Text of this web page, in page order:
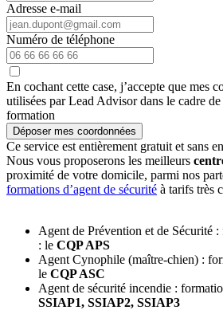
Adresse e-mail
Numéro de téléphone
En cochant cette case, j’accepte que mes
utilisées par Lead Advisor dans le cadre
formation
Déposer mes coordonnées
Ce service est entièrement gratuit et sans
Nous vous proposerons les meilleurs
proximité de votre domicile, parmi nos
formations d’agent de sécurité à tarifs très
Agent de Prévention et de Sécurité
: le CQP APS
Agent Cynophile (maître-chien) :
le CQP ASC
Agent de sécurité incendie :
SSIAP1, SSIAP2, SSIAP3